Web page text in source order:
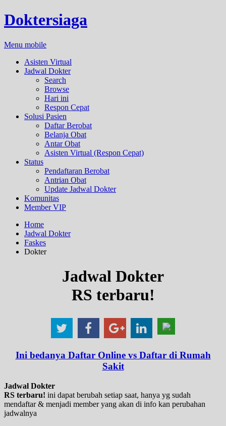
Doktersiaga
Menu mobile
Asisten Virtual
Jadwal Dokter
Search
Browse
Hari ini
Respon Cepat
Solusi Pasien
Daftar Berobat
Belanja Obat
Antar Obat
Asisten Virtual (Respon Cepat)
Status
Pendaftaran Berobat
Antrian Obat
Update Jadwal Dokter
Komunitas
Member VIP
Home
Jadwal Dokter
Faskes
Dokter
Jadwal Dokter
RS terbaru!
Ini bedanya Daftar Online vs Daftar di Rumah
Sakit
Jadwal Dokter
RS terbaru! ini dapat berubah setiap saat, hanya yg sudah
mendaftar & menjadi member yang akan di info kan perubahan
jadwalnya